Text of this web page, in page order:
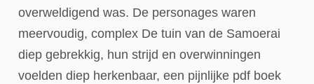
overweldigend was. De personages waren
meervoudig, complex De tuin van de Samoerai
diep gebrekkig, hun strijd en overwinningen
voelden diep herkenbaar, een pijnlijke pdf boek